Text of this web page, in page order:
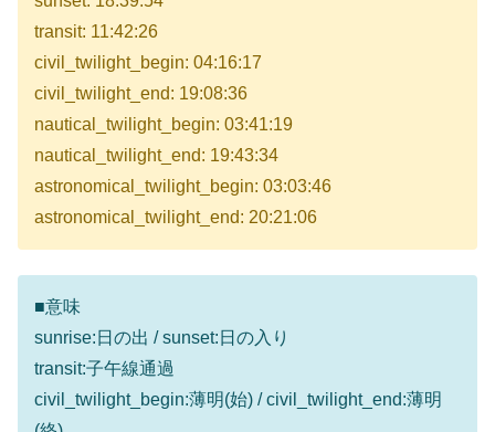
transit: 11:42:26
civil_twilight_begin: 04:16:17
civil_twilight_end: 19:08:36
nautical_twilight_begin: 03:41:19
nautical_twilight_end: 19:43:34
astronomical_twilight_begin: 03:03:46
astronomical_twilight_end: 20:21:06
■意味
sunrise:日の出 / sunset:日の入り
transit:子午線通過
civil_twilight_begin:薄明(始) / civil_twilight_end:薄明